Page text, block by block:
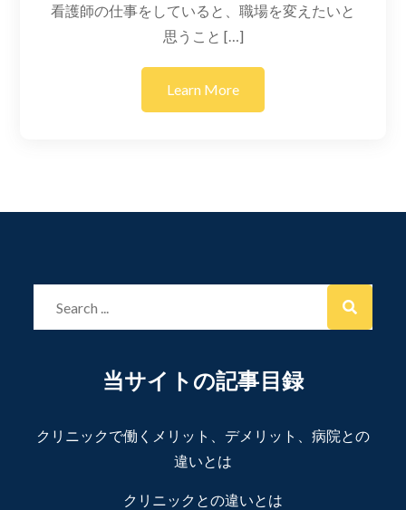
看護師の仕事をしていると、職場を変えたいと
思うこと […]
Learn More
当サイトの記事目録
クリニックで働くメリット、デメリット、病院との
違いとは
クリニックとの違いとは